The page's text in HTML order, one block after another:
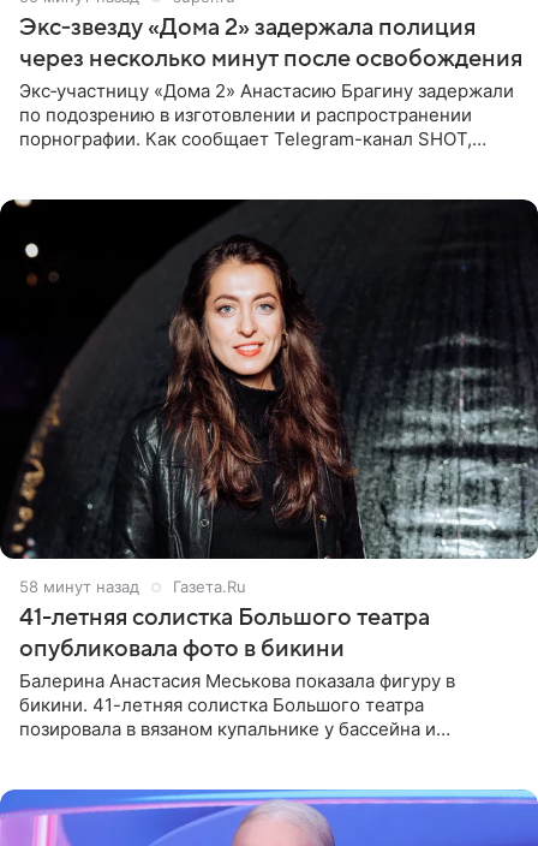
Экс‑звезду «Дома 2» задержала полиция
через несколько минут после освобождения
Экс‑участницу «Дома 2» Анастасию Брагину задержали
по подозрению в изготовлении и распространении
порнографии. Как сообщает Telegram-канал SHOT,
59 минут назад Газета.Ru
41-летняя солистка Большого театра
опубликовала фото в бикини
Балерина Анастасия Меськова показала фигуру в
бикини. 41-летняя солистка Большого театра
позировала в вязаном купальнике у бассейна и